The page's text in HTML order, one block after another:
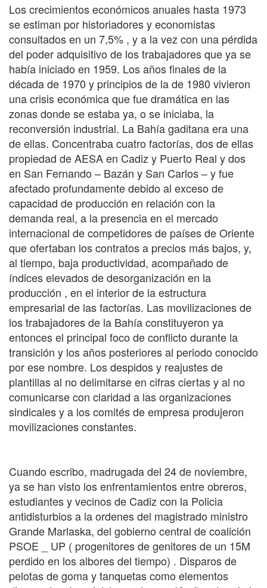
Los crecimientos económicos anuales hasta 1973
se estiman por historiadores y economistas
consultados en un 7,5% , y a la vez con una pérdida
del poder adquisitivo de los trabajadores que ya se
había iniciado en 1959. Los años finales de la
década de 1970 y principios de la de 1980 vivieron
una crisis económica que fue dramática en las
zonas donde se estaba ya, o se iniciaba, la
reconversión industrial. La Bahía gaditana era una
de ellas. Concentraba cuatro factorías, dos de ellas
propiedad de AESA en Cadiz y Puerto Real y dos
en San Fernando – Bazán y San Carlos – y fue
afectado profundamente debido al exceso de
capacidad de producción en relación con la
demanda real, a la presencia en el mercado
internacional de competidores de países de Oriente
que ofertaban los contratos a precios más bajos, y,
al tiempo, baja productividad, acompañado de
índices elevados de desorganización en la
producción , en el interior de la estructura
empresarial de las factorías. Las movilizaciones de
los trabajadores de la Bahía constituyeron ya
entonces el principal foco de conflicto durante la
transición y los años posteriores al periodo conocido
por ese nombre. Los despidos y reajustes de
plantillas al no delimitarse en cifras ciertas y al no
comunicarse con claridad a las organizaciones
sindicales y a los comités de empresa produjeron
movilizaciones constantes.
Cuando escribo, madrugada del 24 de noviembre,
ya se han visto los enfrentamientos entre obreros,
estudiantes y vecinos de Cadiz con la Policia
antidisturbios a la ordenes del magistrado ministro
Grande Marlaska, del gobierno central de coalición
PSOE _ UP ( progenitores de genitores de un 15M
perdido en los albores del tiempo) . Disparos de
pelotas de goma y tanquetas como elementos